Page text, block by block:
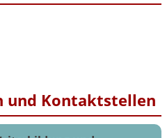
und Kontaktstellen